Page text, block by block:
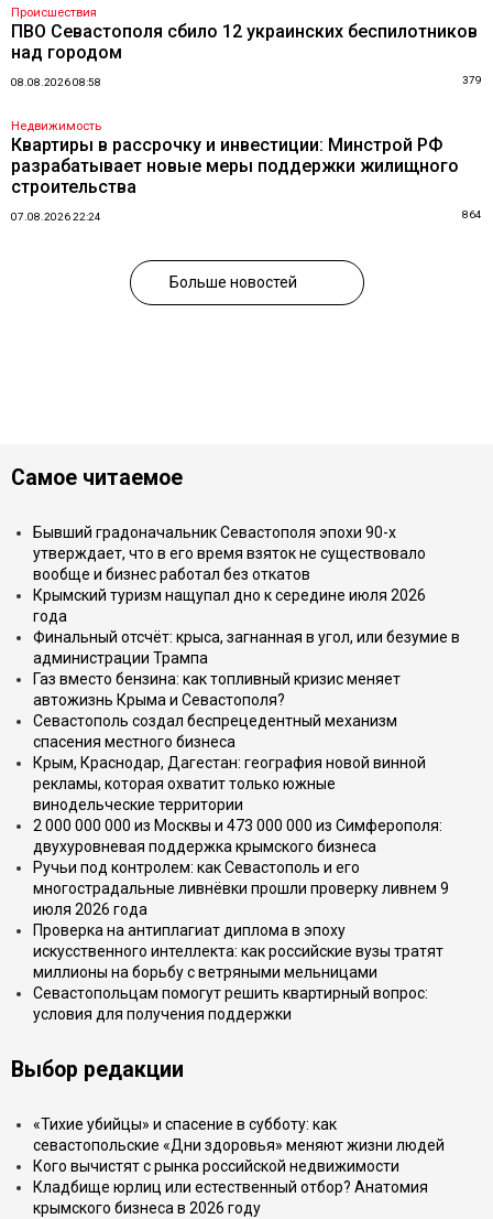
Происшествия
ПВО Севастополя сбило 12 украинских беспилотников
над городом
08.08.2026 08:58 379
Недвижимость
Квартиры в рассрочку и инвестиции: Минстрой РФ
разрабатывает новые меры поддержки жилищного
строительства
07.08.2026 22:24 864
Больше новостей
Самое читаемое
Бывший градоначальник Севастополя эпохи 90-х
утверждает, что в его время взяток не существовало
вообще и бизнес работал без откатов
Крымский туризм нащупал дно к середине июля 2026
года
Финальный отсчёт: крыса, загнанная в угол, или безумие в
администрации Трампа
Газ вместо бензина: как топливный кризис меняет
автожизнь Крыма и Севастополя?
Севастополь создал беспрецедентный механизм
спасения местного бизнеса
Крым, Краснодар, Дагестан: география новой винной
рекламы, которая охватит только южные
винодельческие территории
2 000 000 000 из Москвы и 473 000 000 из Симферополя:
двухуровневая поддержка крымского бизнеса
Ручьи под контролем: как Севастополь и его
многострадальные ливнёвки прошли проверку ливнем 9
июля 2026 года
Проверка на антиплагиат диплома в эпоху
искусственного интеллекта: как российские вузы тратят
миллионы на борьбу с ветряными мельницами
Севастопольцам помогут решить квартирный вопрос:
условия для получения поддержки
Выбор редакции
«Тихие убийцы» и спасение в субботу: как
севастопольские «Дни здоровья» меняют жизни людей
Кого вычистят с рынка российской недвижимости
Кладбище юрлиц или естественный отбор? Анатомия
крымского бизнеса в 2026 году